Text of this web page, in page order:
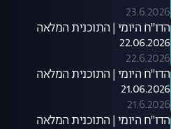
23.6.2026
הדו"ח היומי | התוכנית המלאה
22.06.2026
22.6.2026
הדו"ח היומי | התוכנית המלאה
21.06.2026
21.6.2026
הדו"ח היומי | התוכנית המלאה